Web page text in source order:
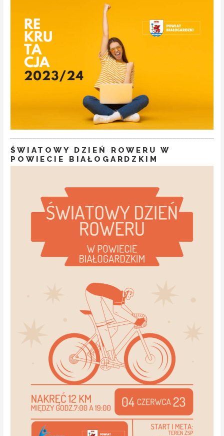
ŚWIATOWY DZIEŃ ROWERU W
POWIECIE BIAŁOGARDZKIM